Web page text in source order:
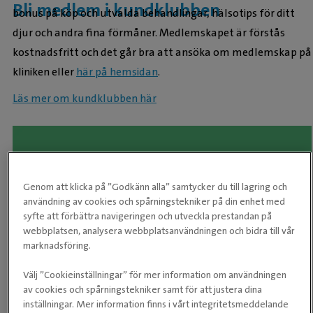
Bli medlem i kundklubben
bonus på köp och utvalda behandlingar, hälsotips för ditt
djur och andra fina förmåner. Medlemskapet är förstås
kostnadsfritt och det går bra att ansöka om medlemskap på
kliniken ellerhär på hemsidan.
Läs mer om kundklubben här
VetApotek - Ditt djurapotek online
VetApotek erbjuder dig som djurägare att beställa
receptbelagda djurläkemedel, foder och kvalitetstillbehör
Genom att klicka på ”Godkänn alla” samtycker du till lagring och
användning av cookies och spårningstekniker på din enhet med
syfte att förbättra navigeringen och utveckla prestandan på
webbplatsen, analysera webbplatsanvändningen och bidra till vår
marknadsföring.
Välj ”Cookieinställningar” för mer information om användningen
av cookies och spårningstekniker samt för att justera dina
inställningar. Mer information finns i vårt integritetsmeddelande